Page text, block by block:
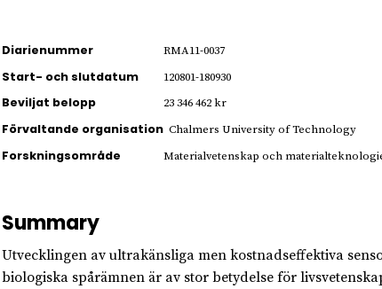
Diarienummer RMA11-0037
Start- och slutdatum 120801-180930
Beviljat belopp 23 346 462 kr
Förvaltande organisation Chalmers University of Technology
Forskningsområde Materialvetenskap och
Summary
Utvecklingen av ultrakänsliga men kostnadseffektiva
biologiska spårämnen är av stor betydelse för